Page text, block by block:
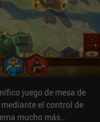
la aleatoriedad
de fondos
ganar, por perfecta
un juego gratuito con
embargo, si disfrutas
el juego completo
juego de mesa de
el control de
mucho más